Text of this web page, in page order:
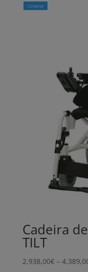
Comprar
Cadeira
TILT
2.938,00€ –